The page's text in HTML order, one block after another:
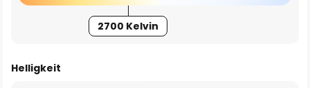
2700 Kelvin
Helligkeit